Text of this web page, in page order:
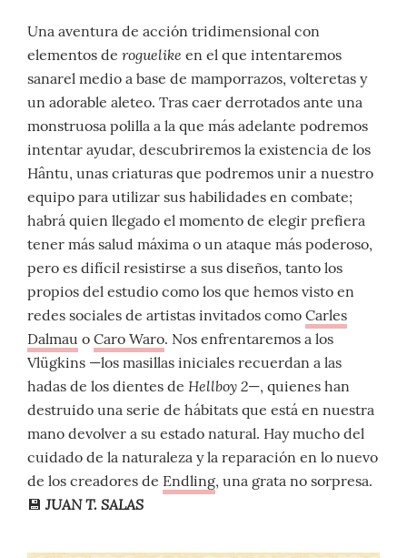
Una aventura de acción tridimensional con
elementos de roguelike en el que intentaremos
sanarel medio a base de mamporrazos, volteretas y
un adorable aleteo. Tras caer derrotados ante una
monstruosa polilla a la que más adelante podremos
intentar ayudar, descubriremos la existencia de los
Hântu, unas criaturas que podremos unir a nuestro
equipo para utilizar sus habilidades en combate;
habrá quien llegado el momento de elegir prefiera
tener más salud máxima o un ataque más poderoso,
pero es difícil resistirse a sus diseños, tanto los
propios del estudio como los que hemos visto en
redes sociales de artistas invitados como Carles
Dalmau o Caro Waro. Nos enfrentaremos a los
Vlügkins —los masillas iniciales recuerdan a las
hadas de los dientes de Hellboy 2—, quienes han
destruido una serie de hábitats que está en nuestra
mano devolver a su estado natural. Hay mucho del
cuidado de la naturaleza y la reparación en lo nuevo
de los creadores de Endling, una grata no sorpresa.
💾JUAN T. SALAS